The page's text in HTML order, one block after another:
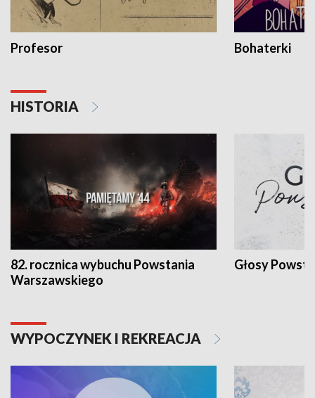
Profesor Bohaterki
HISTORIA
82. rocznica wybuchu Powstania
Warszawskiego
Głosy
WYPOCZYNEK I REKREACJA